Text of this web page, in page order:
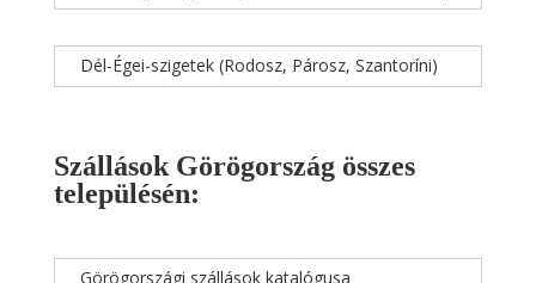
Dél-Égei-szigetek (Rodosz, Párosz, Szantoríni)
Szállások Görögország összes
településén:
Görögországi szállások katalógusa